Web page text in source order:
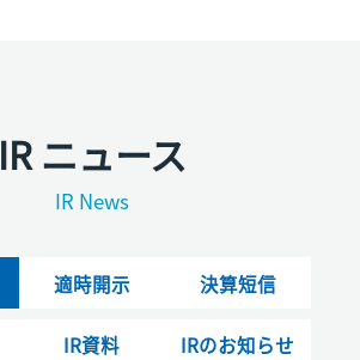
IR ニュース
IR News
適時開示 決算短信
IR資料 IRのお知らせ